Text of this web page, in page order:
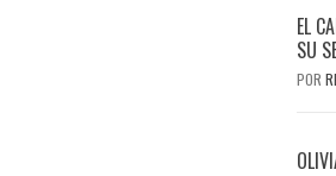
EL
SU
POR